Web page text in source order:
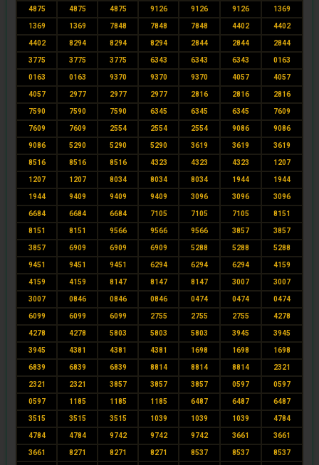
4875 4875 4875 9126 9126 9126 1369
1369 1369 7848 7848 7848 4402 4402
4402 8294 8294 8294 2844 2844 2844
3775 3775 3775 6343 6343 6343 0163
0163 0163 9370 9370 9370 4057 4057
4057 2977 2977 2977 2816 2816 2816
7590 7590 7590 6345 6345 6345 7609
7609 7609 2554 2554 2554 9086 9086
9086 5290 5290 5290 3619 3619 3619
8516 8516 8516 4323 4323 4323 1207
1207 1207 8034 8034 8034 1944 1944
1944 9409 9409 9409 3096 3096 3096
6684 6684 6684 7105 7105 7105 8151
8151 8151 9566 9566 9566 3857 3857
3857 6909 6909 6909 5288 5288 5288
9451 9451 9451 6294 6294 6294 4159
4159 4159 8147 8147 8147 3007 3007
3007 0846 0846 0846 0474 0474 0474
6099 6099 6099 2755 2755 2755 4278
4278 4278 5803 5803 5803 3945 3945
3945 4381 4381 4381 1698 1698 1698
6839 6839 6839 8814 8814 8814 2321
2321 2321 3857 3857 3857 0597 0597
0597 1185 1185 1185 6487 6487 6487
3515 3515 3515 1039 1039 1039 4784
4784 4784 9742 9742 9742 3661 3661
3661 8271 8271 8271 8537 8537 8537